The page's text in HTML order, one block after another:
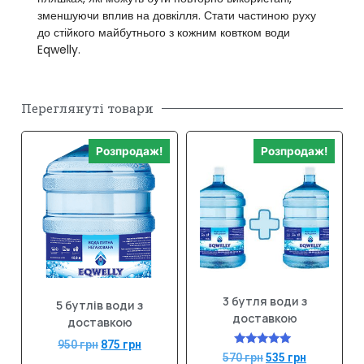
зменшуючи вплив на довкілля. Стати частиною руху
до стійкого майбутнього з кожним ковтком води
Eqwelly.
Переглянуті товари
Розпродаж!
5 бутлів води з
доставкою
950грн 875 грн
Розпродаж!
3 бутля води з
доставкою
Оцінено в
570грн535 грн